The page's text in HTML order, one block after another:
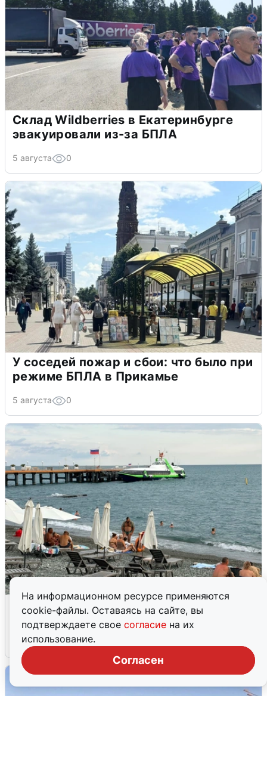
На информационном ресурсе применяются
cookie-файлы. Оставаясь на сайте, вы
подтверждаете свое согласие на их
использование.
Согласен
Склад Wildberries в Екатеринбурге
эвакуировали из-за БПЛА
5 августа 0
У соседей пожар и сбои: что было при
режиме БПЛА в Прикамье
5 августа 0
Жители и туристы Сочи рассказали
об атаке БПЛА 5 августа
5 августа 0